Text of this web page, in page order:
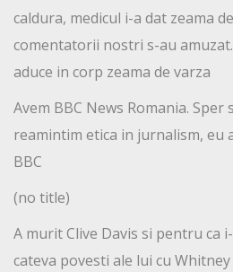
caldura, medicul i-a dat zeama
comentatorii nostri s-au
aduce in corp zeama de varza
Avem BBC News Romania. Sper
reamintim etica in jurnalism, eu
BBC
(no title)
A murit Clive Davis si pentru ca
cateva povesti ale lui cu